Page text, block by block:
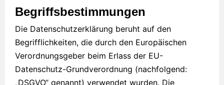
Begriffsbestimmungen
Die Datenschutzerklärung beruht auf den
Begrifflichkeiten, die durch den Europäischen
Verordnungsgeber beim Erlass der EU-
Datenschutz-Grundverordnung (nachfolgend:
„DSGVO“ genannt) verwendet wurden. Die